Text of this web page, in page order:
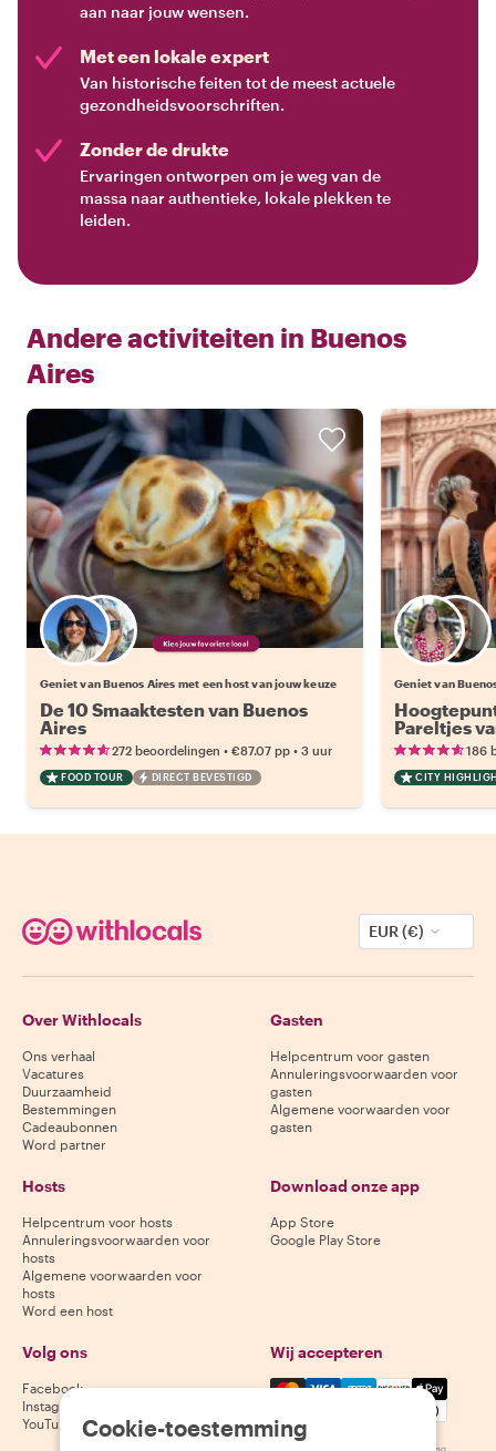
aan naar jouw wensen.
Met een lokale expert
Van historische feiten tot de meest actuele
gezondheidsvoorschriften.
Zonder de drukte
Ervaringen ontworpen om je weg van de
massa naar authentieke, lokale plekken te
leiden.
Andere activiteiten in Buenos
Aires
Kies jouw favoriete local
Geniet van Buenos Aires met een host van jouw keuze
De 10 Smaaktesten van Buenos
Aires
272 beoordelingen • €87.07 pp • 3 uur
FOOD TOUR DIRECT BEVESTIGD
Geniet van
Pareltjes
186
CITY
EUR (€)
Over Withlocals
Ons verhaal
Vacatures
Duurzaamheid
Bestemmingen
Cadeaubonnen
Word partner
Gasten
Helpcentrum voor gasten
Annuleringsvoorwaarden voor
gasten
Algemene voorwaarden voor
gasten
Hosts
Helpcentrum voor hosts
Annuleringsvoorwaarden voor
hosts
Algemene voorwaarden voor
hosts
Word een host
Download onze app
App Store
Google Play Store
Volg ons
Facebook
Instagram
YouTube
Wij accepteren
Mastercard, Visa, Amex,
Beschikbaarheid varieert per bestemming
Cookie-toestemming